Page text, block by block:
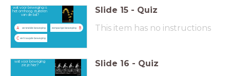
wat voor beweging is
het omhoog stuiteren
van de bal?
A versnelde beweging B
eenparige beweging
C vertraagde beweging
Slide 15 - Quiz
This item has no instructions
wat voor beweging
zie je hier?
Slide 16 - Quiz